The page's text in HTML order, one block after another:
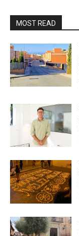
MOST READ